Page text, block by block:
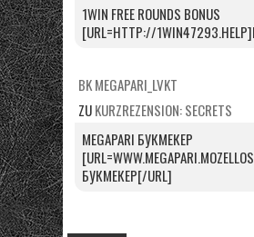
1WIN FREE ROUNDS BONUS
[URL=HTTP://
BK MEGAPARI_LVKT
ZUKURZREZENSION: SECRETS
MEGAPARI БУКМЕКЕР
БУКМЕКЕР[/URL]